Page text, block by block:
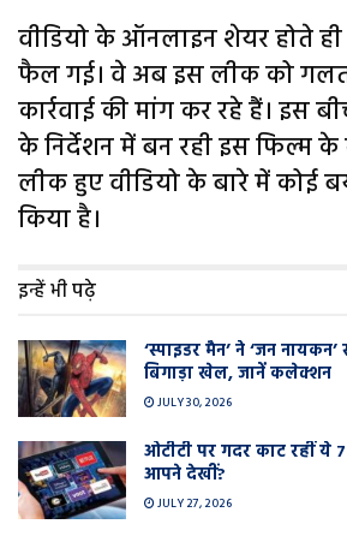
वीडियो के ऑनलाइन शेयर होते
फैल गई। वे अब इस लीक को
कार्रवाई की मांग कर रहे हैं। इस
के निर्देशन में बन रही इस फिल्म
लीक हुए वीडियो के बारे में कोई
किया है।
इन्हें भी पढ़े
‘स्पाइडर मैन’ ने ‘जन
बिगाड़ा खेल, जानें कलेक्शन
JULY 30, 2026
ओटीटी पर गदर काट रहीं ये
आपने देखीं?
JULY 27, 2026